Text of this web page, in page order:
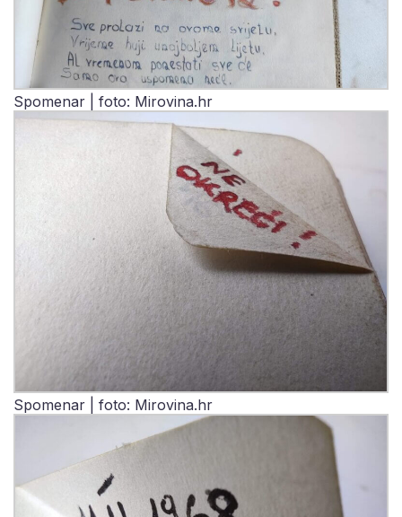
Spomenar | foto: Mirovina.hr
Spomenar | foto: Mirovina.hr